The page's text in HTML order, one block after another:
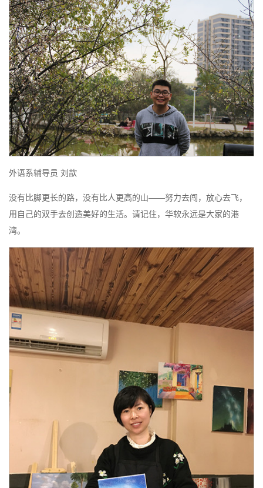
外语系辅导员 刘歆
没有比脚更长的路，没有比人更高的山——努力去闯，放心去飞，
用自己的双手去创造美好的生活。请记住，华软永远是大家的港
湾。